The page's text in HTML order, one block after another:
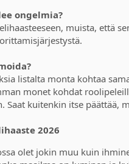
ongelmia?
muista, että
listalta monta kohtaa
monet kohdat
Saat kuitenkin itse päättää,
2026
olet jokin muu kuin